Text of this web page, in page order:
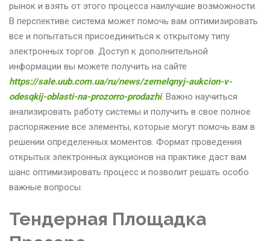
рынок и взять от этого процесса наилучшие возможности.
В перспективе система может помочь вам оптимизировать
все и попытаться присоединиться к открытому типу
электронных торгов. Доступ к дополнительной
информации вы можете получить на сайте
https://sale.uub.com.ua/ru/news/zemelqnyj-aukcion-v-
odesqkij-oblasti-na-prozorro-prodazhi. Важно научиться
анализировать работу системы и получить в свое полное
распоряжение все элементы, которые могут помочь вам в
решении определенных моментов. Формат проведения
открытых электронных аукционов на практике даст вам
шанс оптимизировать процесс и позволит решать особо
важные вопросы.
Тендерная Площадка